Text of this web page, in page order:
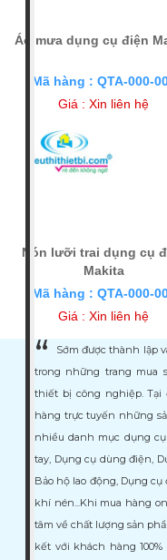
Áo mưa dụng cụ điện
Mã hàng : QTA-000-
Giá :Xin liên hệ
Nón lưỡi trai dụng cụ
Makita
Mã hàng : QTA-000-
Giá :Xin liên hệ
Sớm được thành lập
trong những trang mua
thiết bị công nghiệp. Tại
hàng trực tuyến những
nhiều danh mục dụng
tay, Dụng cụ dùng điện,
Bảo hộ lao động, Dụng
khí nén...Khi mua hàng
tâm về chất lượng sản
kết với khách hàng